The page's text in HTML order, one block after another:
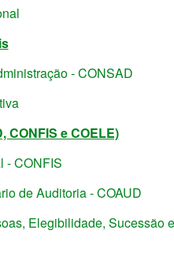
- CONSAD
CONFIS e COELE)
- CONFIS
de Auditoria - COAUD
Elegibilidade, Sucessão